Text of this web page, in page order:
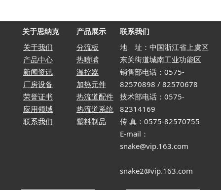
关于思纳克
关于我们
产品中心
新闻资讯
厂房设备
荣誉证书
应用领域
联系我们
产品展示
分流板
热喷嘴
温控器
加热元件
热流道配件
热流道系统
塑料制品
联系我们
地 址：中国浙江省上虞区
东关街道城南工业功能区
销售部电话：0575-
82570898 / 82570678
技术部电话：0575-
82314169
传 真：0575-82570755
E-mail：
snake@vip.163.com
snake2@vip.163.com